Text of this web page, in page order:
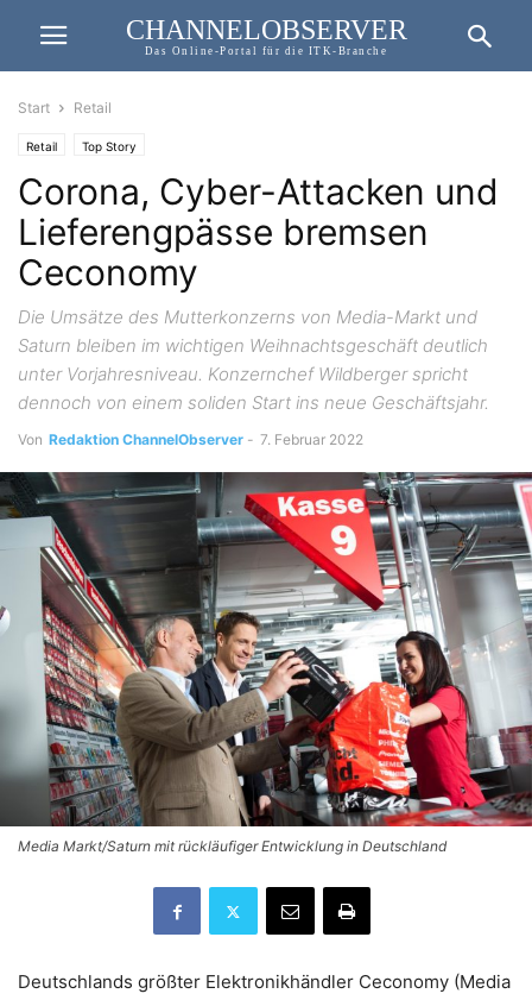
CHANNELOBSERVER
Das Online-Portal für die ITK-Branche
Start Retail
Retail Top Story
Corona, Cyber-Attacken und
Lieferengpässe bremsen
Ceconomy
Die Umsätze des Mutterkonzerns von Media-Markt und
Saturn bleiben im wichtigen Weihnachtsgeschäft deutlich
unter Vorjahresniveau. Konzernchef Wildberger spricht
dennoch von einem soliden Start ins neue Geschäftsjahr.
Von Redaktion ChannelObserver - 7. Februar 2022
Media Markt/Saturn mit rückläufiger Entwicklung in Deutschland
Deutschlands größter Elektronikhändler Ceconomy (Media